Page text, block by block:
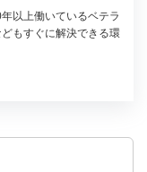
以上働いているベテラ
もすぐに解決できる環